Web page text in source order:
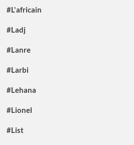
#L'africain
#Ladj
#Lanre
#Larbi
#Lehana
#Lionel
#List